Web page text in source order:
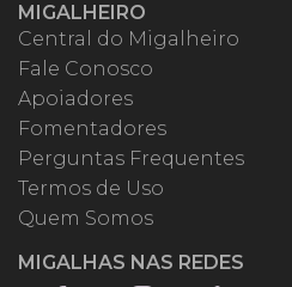
MIGALHEIRO
Central do Migalheiro
Fale Conosco
Apoiadores
Fomentadores
Perguntas Frequentes
Termos de Uso
Quem Somos
MIGALHAS NAS REDES